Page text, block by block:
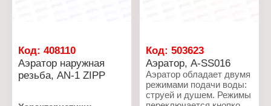
водопроводу: 1/2"
Высота бачка: 35-45 см
Количество кнопок: 2
кнопки
Код: 408110
Аэратор наружная
резьба, AN-1 ZIPP
Код:503623
Аэратор, A-SS016
Аэратор обладает двумя
режимами подачи воды:
струей и душем. Режимы